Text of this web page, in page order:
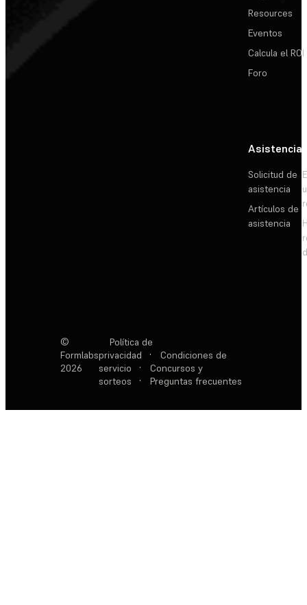
Resources
Eventos
Calcula el ROI
Foro
Asistencia
Solicitud de
asistencia
Artículos de
asistencia
©
Formlabs
2026
Política de
privacidad
·
Condiciones de
servicio
·
Concursos y
sorteos
· Preguntas frecuentes